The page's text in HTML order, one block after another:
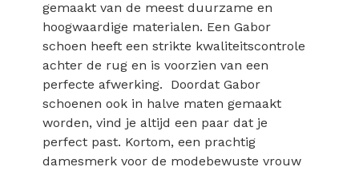
gemaakt van de meest duurzame en
hoogwaardige materialen. Een Gabor
schoen heeft een strikte kwaliteitscontrole
achter de rug en is voorzien van een
perfecte afwerking. Doordat Gabor
schoenen ook in halve maten gemaakt
worden, vind je altijd een paar dat je
perfect past. Kortom, een prachtig
damesmerk voor de modebewuste vrouw